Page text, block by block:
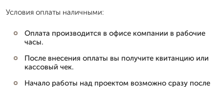
Условия оплаты наличными:
Оплата производится в офисе компании в рабочие
часы.
После внесения оплаты вы получите квитанцию или
кассовый чек.
Начало работы над проектом возможно сразу после